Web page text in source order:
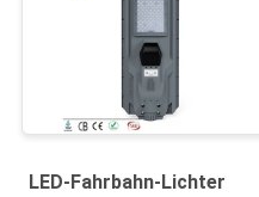
LED-Fahrbahn-Lichter